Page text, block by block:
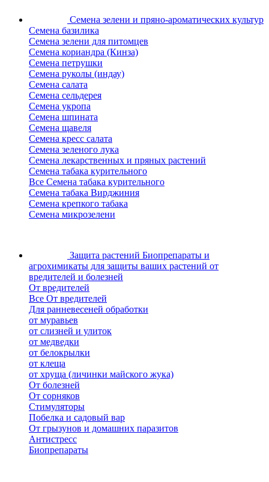
Семена зелени и пряно-ароматических культур
Семена базилика
Семена зелени для питомцев
Семена кориандра (Кинза)
Семена петрушки
Семена руколы (индау)
Семена салата
Семена сельдерея
Семена укропа
Семена шпината
Семена щавеля
Семена кресс салата
Семена зеленого лука
Семена лекарственных и пряных растений
Семена табака курительного
Все Семена табака курительного
Семена табака Вирджиния
Семена крепкого табака
Семена микрозелени
Защита растений Биопрепараты и
агрохимикаты для защиты ваших растений от
вредителей и болезней
От вредителей
Все От вредителей
Для ранневесеней обработки
от муравьев
от слизней и улиток
от медведки
от белокрылки
от клеща
от хруща (личинки майского жука)
От болезней
От сорняков
Стимуляторы
Побелка и садовый вар
От грызунов и домашних паразитов
Антистресс
Биопрепараты